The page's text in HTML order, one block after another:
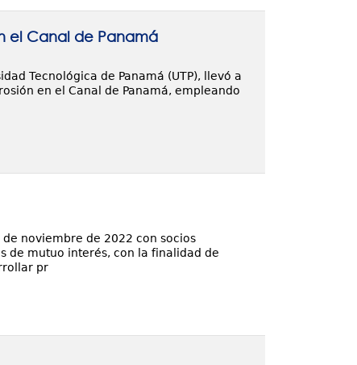
el Canal de Panamá
Tecnológica de Panamá (UTP), llevó a
en el Canal de Panamá, empleando
noviembre de 2022 con socios
de mutuo interés, con la finalidad de
pr